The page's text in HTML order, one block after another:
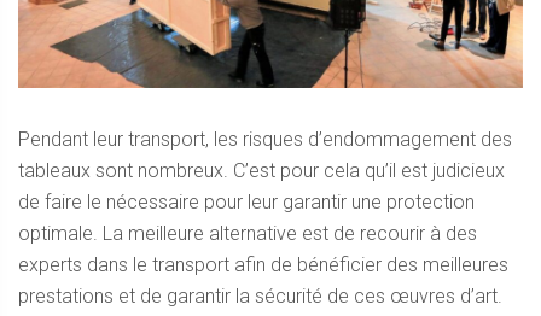
Pendant leur transport, les risques d’endommagement des
tableaux sont nombreux. C’est pour cela qu’il est judicieux
de faire le nécessaire pour leur garantir une protection
optimale. La meilleure alternative est de recourir à des
experts dans le transport afin de bénéficier des meilleures
prestations et de garantir la sécurité de ces œuvres d’art.